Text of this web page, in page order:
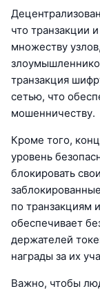
что транзакции
множеству
транзакция
сетью, что
мошенничеству.
Кроме того,
уровень
блокировать
по транзакциям
обеспечивает
держателей
награды за их
Важно, чтобы